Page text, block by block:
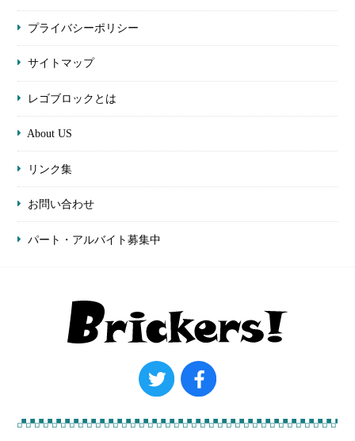
プライバシーポリシー
サイトマップ
レゴブロックとは
About US
リンク集
お問い合わせ
パート・アルバイト募集中